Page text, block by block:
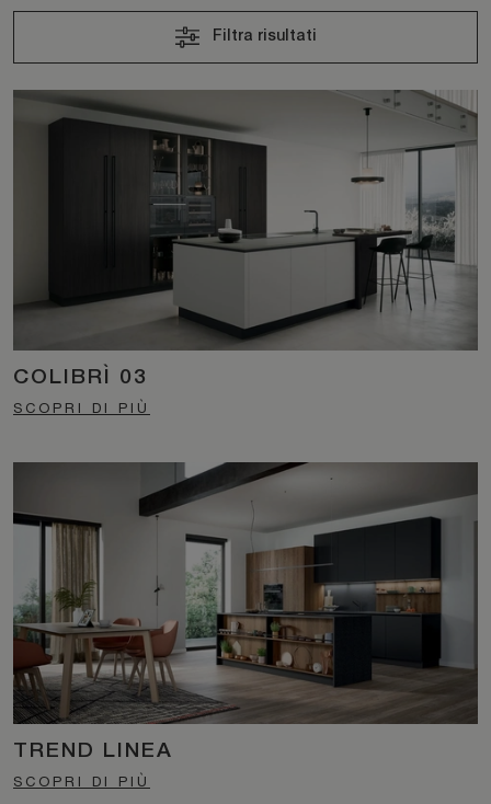
Filtra risultati
COLIBRÌ 03
SCOPRI DI PIÙ
TREND LINEA
SCOPRI DI PIÙ